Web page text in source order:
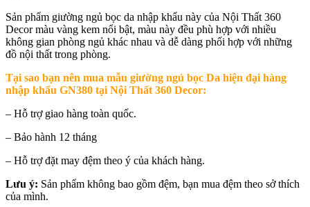
Sản phẩm giường ngủ bọc da nhập khẩu này của Nội Thất 360
Decor màu vàng kem nổi bật, màu này đều phù hợp với nhiều
không gian phòng ngủ khác nhau và dễ dàng phối hợp với những
đồ nội thất trong phòng.
Tại sao bạn nên mua mẫu giường ngủ bọc Da hiện đại hàng
nhập khẩu GN380 tại Nội Thất 360 Decor:
– Hỗ trợ giao hàng toàn quốc.
– Bảo hành 12 tháng
– Hỗ trợ đặt may đệm theo ý của khách hàng.
Lưu ý: Sản phẩm không bao gồm đệm, bạn mua đệm theo sở thích
của mình.